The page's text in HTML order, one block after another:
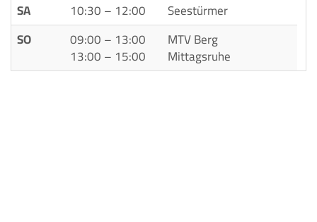
SA
10:30 – 12:00
Seestürmer
SO
09:00 – 13:00
13:00 – 15:00
MTV Berg
Mittagsruhe